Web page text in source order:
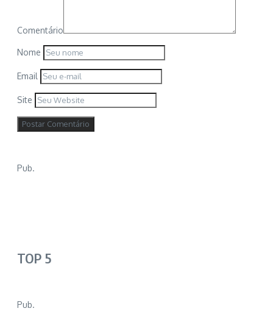
Comentário
Nome
Email
Site
Pub.
TOP 5
Pub.